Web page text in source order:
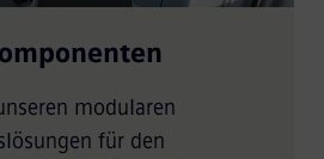
modularen
für den